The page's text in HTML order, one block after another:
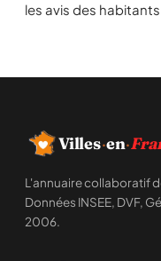
les avis des
Villes·en·
L'annuaire collaboratif
Données INSEE, DVF,
2006.